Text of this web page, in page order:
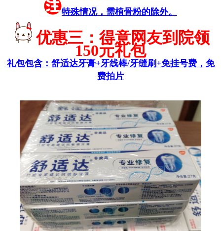
特殊情况，需植骨粉的除外。
优惠三：得意网友到院领
150元礼包
礼包包含：舒适达牙膏+牙线棒/牙缝刷+免挂号费，免
费拍片